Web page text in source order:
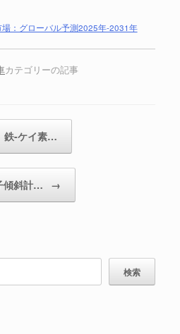
場：グローバル予測2025年-2031年
カテゴリーの記事
鉄-ケイ素…
傾斜計… →
検索